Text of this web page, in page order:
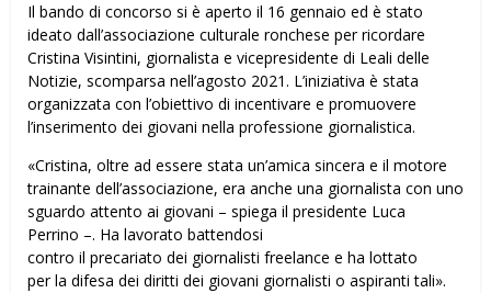
Il bando di concorso si è aperto il 16 gennaio ed è stato
ideato dall’associazione culturale ronchese per ricordare
Cristina Visintini, giornalista e vicepresidente di Leali delle
Notizie, scomparsa nell’agosto 2021. L’iniziativa è stata
organizzata con l’obiettivo di incentivare e promuovere
l’inserimento dei giovani nella professione giornalistica.
«Cristina, oltre ad essere stata un’amica sincera e il motore
trainante dell’associazione, era anche una giornalista con uno
sguardo attento ai giovani – spiega il presidente Luca
Perrino –. Ha lavorato battendosi
contro il precariato dei giornalisti freelance e ha lottato
per la difesa dei diritti dei giovani giornalisti o aspiranti tali».